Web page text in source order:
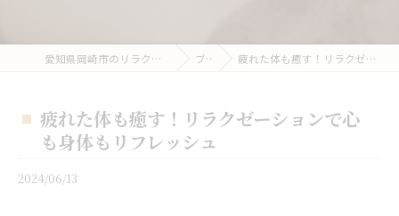
愛知県岡崎市のリラクゼーションならMUCHA SUERTE ブログ 疲れた体も癒す！リラクゼーションで心も身体もリフレッシュ
疲れた体も癒す！リラクゼーションで心
も身体もリフレッシュ
2024/06/13